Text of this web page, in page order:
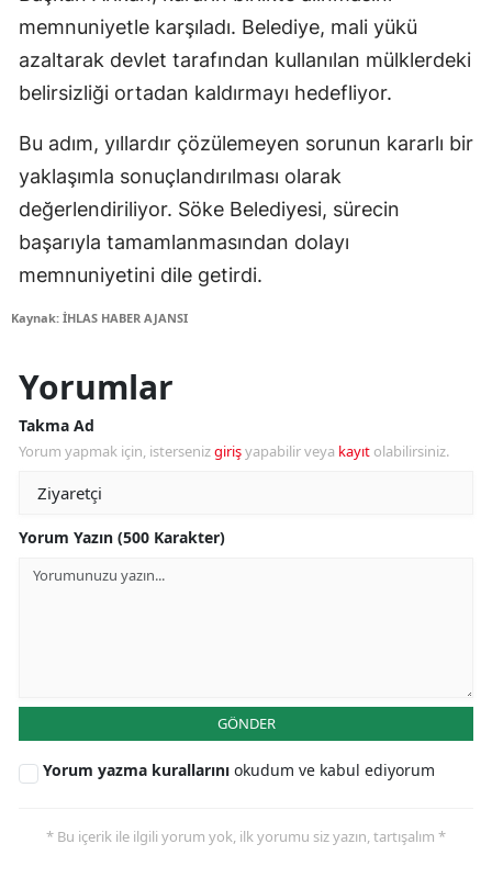
memnuniyetle karşıladı. Belediye, mali yükü
azaltarak devlet tarafından kullanılan mülklerdeki
belirsizliği ortadan kaldırmayı hedefliyor.
Bu adım, yıllardır çözülemeyen sorunun kararlı bir
yaklaşımla sonuçlandırılması olarak
değerlendiriliyor. Söke Belediyesi, sürecin
başarıyla tamamlanmasından dolayı
memnuniyetini dile getirdi.
Kaynak: İHLAS HABER AJANSI
Yorumlar
Takma Ad
Yorum yapmak için, istersenizgirişyapabilir veya kayıt olabilirsiniz.
Yorum Yazın (500 Karakter)
GÖNDER
Yorum yazma kurallarını okudum ve kabul ediyorum
* Bu içerik ile ilgili yorum yok, ilk yorumu siz yazın, tartışalım *